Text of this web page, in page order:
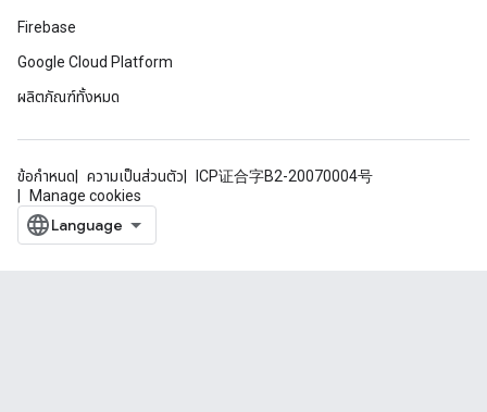
Firebase
Google Cloud Platform
ผลิตภัณฑ์ทั้งหมด
ข้อกำหนด ความเป็นส่วนตัว
ICP证合字B2-20070004号
Manage cookies